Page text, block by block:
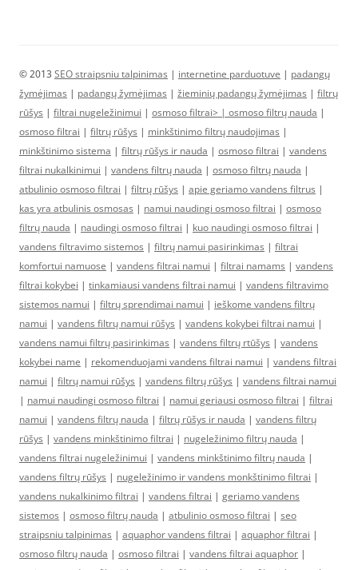
© 2013 SEO straipsniu talpinimas | internetine parduotuve | padangų
žymėjimas | padangų žymėjimas | žieminių padangų žymėjimas | filtrų
rūšys | filtrai nugeležinimui | osmoso filtrai> | osmoso filtrų nauda |
osmoso filtrai | filtrų rūšys | minkštinimo filtrų naudojimas |
minkštinimo sistema | filtrų rūšys ir nauda | osmoso filtrai | vandens
filtrai nukalkinimui | vandens filtrų nauda | osmoso filtrų nauda |
atbulinio osmoso filtrai | filtrų rūšys | apie geriamo vandens filtrus |
kas yra atbulinis osmosas | namui naudingi osmoso filtrai | osmoso
filtrų nauda | naudingi osmoso filtrai | kuo naudingi osmoso filtrai |
vandens filtravimo sistemos | filtrų namui pasirinkimas | filtrai
komfortui namuose | vandens filtrai namui | filtrai namams | vandens
filtrai kokybei | tinkamiausi vandens filtrai namui | vandens filtravimo
sistemos namui | filtrų sprendimai namui | ieškome vandens filtrų
namui | vandens filtrų namui rūšys | vandens kokybei filtrai namui |
vandens namui filtrų pasirinkimas | vandens filtrų rtūšys | vandens
kokybei name | rekomenduojami vandens filtrai namui | vandens filtrai
namui | filtrų namui rūšys | vandens filtrų rūšys | vandens filtrai namui
| namui naudingi osmoso filtrai | namui geriausi osmoso filtrai | filtrai
namui | vandens filtrų nauda | filtrų rūšys ir nauda | vandens filtrų
rūšys | vandens minkštinimo filtrai | nugeležinimo filtrų nauda |
vandens filtrai nugeležinimui | vandens minkštinimo filtrų nauda |
vandens filtrų rūšys | nugeležinimo ir vandens monkštinimo filtrai |
vandens nukalkinimo filtrai | vandens filtrai | geriamo vandens
sistemos | osmoso filtrų nauda | atbulinio osmoso filtrai | seo
straipsniu talpinimas | aquaphor vandens filtrai | aquaphor filtrai |
osmoso filtrų nauda | osmoso filtrai | vandens filtrai aquaphor |